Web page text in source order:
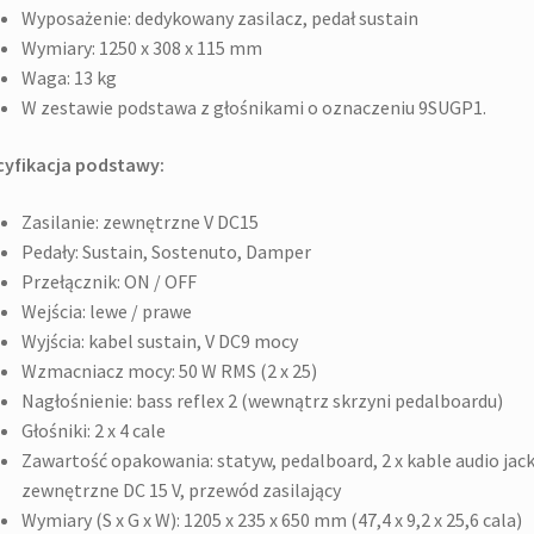
Wyposażenie: dedykowany zasilacz, pedał sustain
Wymiary: 1250 x 308 x 115 mm
Waga: 13 kg
W zestawie podstawa z głośnikami o oznaczeniu 9SUGP1.
podstawy:
Zasilanie: zewnętrzne V DC15
Pedały: Sustain, Sostenuto, Damper
Przełącznik: ON / OFF
Wejścia: lewe / prawe
Wyjścia: kabel sustain, V DC9 mocy
Wzmacniacz mocy: 50 W RMS (2 x 25)
Nagłośnienie: bass reflex 2 (wewnątrz skrzyni pedalboardu)
Głośniki: 2 x 4 cale
Zawartość opakowania: statyw, pedalboard, 2 x kable audio
zewnętrzne DC 15 V, przewód zasilający
Wymiary (S x G x W): 1205 x 235 x 650 mm (47,4 x 9,2 x 25,6 cala)